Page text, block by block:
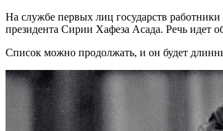
На службе первых лиц государств
президента Сирии Хафеза Асада. Речь идет
Список можно продолжать, и он будет